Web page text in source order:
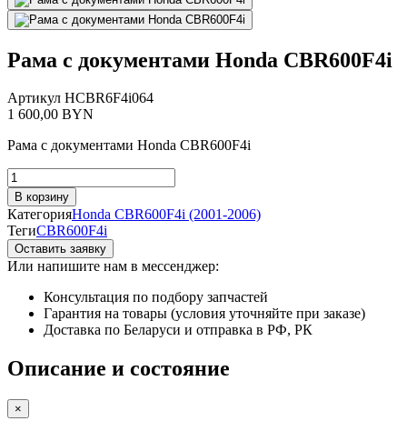
Рама с документами Honda CBR600F4i
Артикул HCBR6F4i064
1 600,00 BYN
Рама с документами Honda CBR600F4i
Количество
товара
Рама
с
документами
Honda
CBR600F4i
В корзину
КатегорияHonda CBR600F4i (2001-2006)
ТегиCBR600F4i
Оставить заявку
Или напишите нам в мессенджер:
Консультация по подбору запчастей
Гарантия на товары (условия уточняйте при заказе)
Доставка по Беларуси и отправка в РФ, РК
Описание и состояние
×